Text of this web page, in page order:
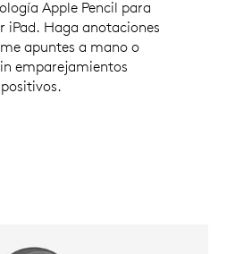
Apple Pencil para
iPad. Haga anotaciones
apuntes a mano o
emparejamientos